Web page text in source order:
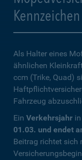
Kennzeichen
Als Halter eines
ähnlichen
ccm (Trike, Quad)
Fahrzeug
Ein Verkehrsjahr
01.03. und endet
Beitrag richtet sich